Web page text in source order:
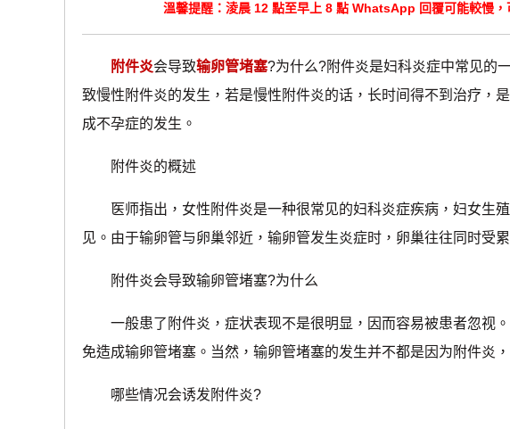
溫馨提醒：淩晨 12 點至早上 8 點 WhatsApp 回覆可能較慢，
附件炎会导致输卵管堵塞?为什么?附件炎是妇科炎症中常见的
致慢性附件炎的发生，若是慢性附件炎的话，长时间得不到治疗，
成不孕症的发生。
附件炎的概述
医师指出，女性附件炎是一种很常见的妇科炎症疾病，妇女生殖
见。由于输卵管与卵巢邻近，输卵管发生炎症时，卵巢往往同时受累
附件炎会导致输卵管堵塞?为什么
一般患了附件炎，症状表现不是很明显，因而容易被患者忽视
免造成输卵管堵塞。当然，输卵管堵塞的发生并不都是因为附件炎
哪些情况会诱发附件炎?